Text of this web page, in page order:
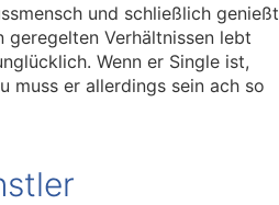
und schließlich genießt
Verhältnissen lebt
Wenn er Single ist,
muss er allerdings sein ach so